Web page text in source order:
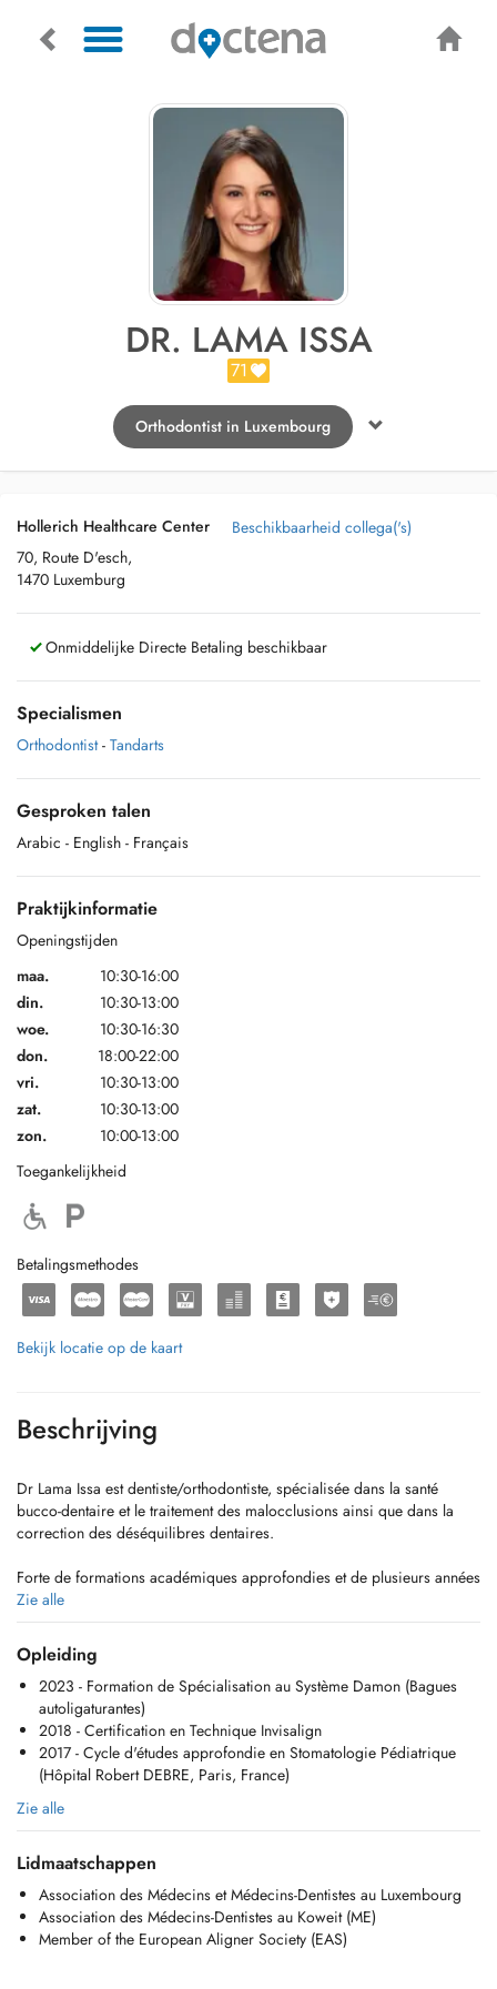
DR. LAMA ISSA
71
Orthodontist in Luxembourg
Hollerich Healthcare Center
70, Route D'esch,
1470 Luxemburg
Beschikbaarheid collega('s)
Onmiddelijke Directe Betaling beschikbaar
Specialismen
Orthodontist - Tandarts
Gesproken talen
Arabic - English - Français
Praktijkinformatie
Openingstijden
maa.
10:30-16:00
din.
10:30-13:00
woe.
10:30-16:30
don.
18:00-22:00
vri.
10:30-13:00
zat.
10:30-13:00
zon.
10:00-13:00
Toegankelijkheid
Betalingsmethodes
Bekijk locatie op de kaart
Beschrijving
Dr Lama Issa est dentiste/orthodontiste, spécialisée dans la santé
bucco-dentaire et le traitement des malocclusions ainsi que dans la
correction des déséquilibres dentaires.
Forte de formations académiques approfondies et de plusieurs années
d'expérience, elle propose des soins complets, combinant traitements
dentaires généraux et solutions orthodontiques avancées adaptées à
tous les âges.
Grâce à ses connaissances théoriques, son expérience acquise dans
le milieu hospitalier puis en cabinet et à sa maîtrise des techniques
modernes, elle s'engage à fournir des traitements personnalisés et
adaptés à chaque patient, que ce soit pour des appareils traditionnels
ou des solutions plus innovantes comme les aligneurs transparents.
renforçant son expertise dans les solutions orthodontiques telles que
les gouttières transparentes Invisalign.
Avec une approche douce et attentionnée, Dr Lama Issa s'engage à
fournir des soins de qualité, alliant esthétique et santé, pour offrir à
Zie alle
Opleiding
2023 - Formation de Spécialisation au Système Damon (Bagues
autoligaturantes)
2018 - Certification en Technique Invisalign
2017 - Cycle d'études approfondie en Stomatologie Pédiatrique
(Hôpital Robert DEBRE, Paris, France)
Zie alle
Lidmaatschappen
Association des Médecins et Médecins-Dentistes au Luxembourg
Association des Médecins-Dentistes au Koweit (ME)
Member of the European Aligner Society (EAS)